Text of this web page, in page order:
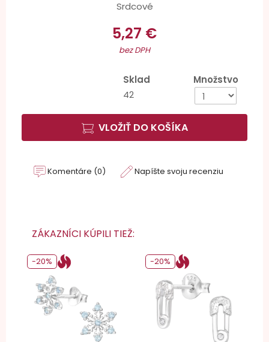
Srdcové
5,27 €
bez DPH
Sklad
42
Množstvo
VLOŽIŤ DO KOŠÍKA
Komentáre (0) Napíšte svoju recenziu
ZÁKAZNÍCI KÚPILI TIEŽ:
-20% -20%